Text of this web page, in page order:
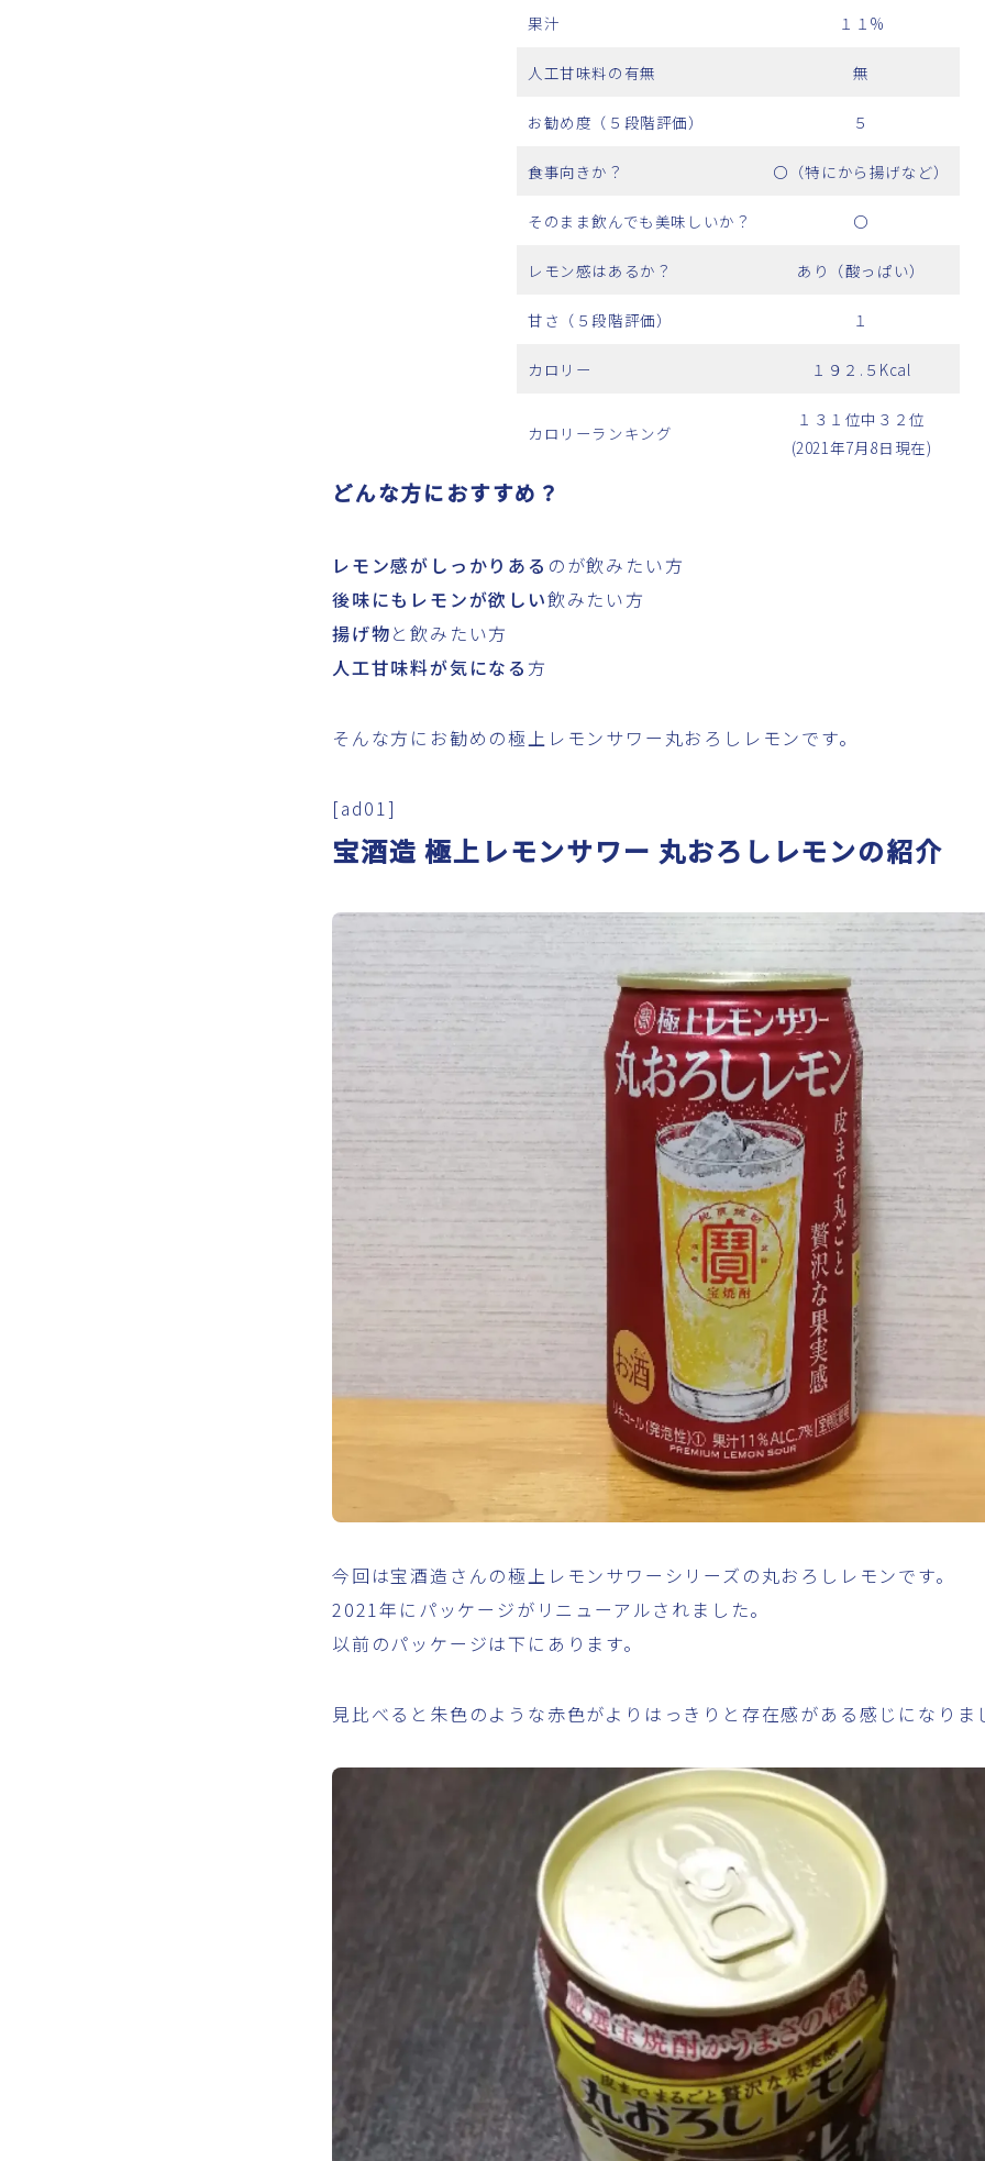
果汁 １１%
人工甘味料の有無 無
お勧め度（５段階評価） ５
食事向きか？ 〇（特にから揚げなど）
そのまま飲んでも美味しいか？ 〇
レモン感はあるか？ あり（酸っぱい）
甘さ（５段階評価） １
カロリー １９２.５Kcal
カロリーランキング
１３１位中３２位
(2021年7月8日現在)
どんな方におすすめ？
レモン感がしっかりある のが飲みたい方
後味にもレモンが欲しい飲みたい方
揚げ物と飲みたい方
人工甘味料が気になる 方
そんな方にお勧めの極上レモンサワー丸おろしレモンです。
[ad01]
宝酒造 極上レモンサワー 丸おろしレモンの紹介
今回は宝酒造さんの極上レモンサワーシリーズの丸おろしレモンです。
2021年にパッケージがリニューアルされました。
以前のパッケージは下にあります。
見比べると朱色のような赤色がよりはっきりと存在感がある感じになりま